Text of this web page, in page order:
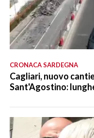
CRONACA SARDEGNA
Cagliari, nuovo
Sant'Agostino: